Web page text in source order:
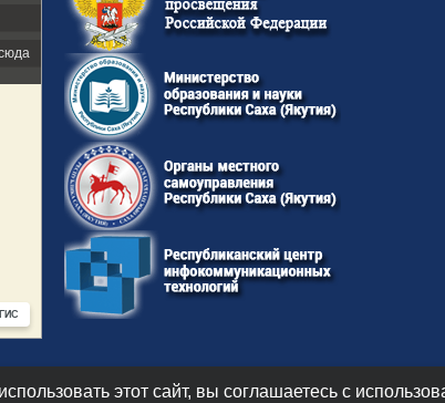
этот сайт, вы соглашаетесь с